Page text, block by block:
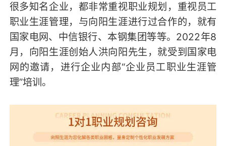
很多知名企业，都非常重视职业规划，重视员工
职业生涯管理，与向阳生涯进行过合作的，就有
国家电网、中信银行、本钢集团等等。2022年8
月，向阳生涯创始人洪向阳先生，就受到国家电
网的邀请，进行企业内部“企业员工职业生涯管
理”培训。